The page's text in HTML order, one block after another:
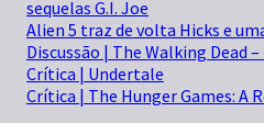
sequelas G.I. Joe
Alien 5 traz de volta Hicks e
Discussão | The Walking Dead –
Crítica | Undertale
Crítica | The Hunger Games: A